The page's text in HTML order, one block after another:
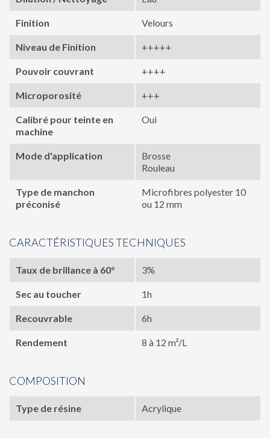
Finition Velours
Niveau de Finition +++++
Pouvoir couvrant ++++
Microporosité +++
Calibré pour teinte en
machine
Oui
Mode d'application
Brosse
Rouleau
Type de manchon
préconisé
Microfibres polyester 10
ou 12 mm
CARACTÉRISTIQUES TECHNIQUES
Taux de brillance à 60° 3%
Sec au toucher 1h
Recouvrable 6h
Rendement 8 à 12 m²/L
COMPOSITION
Type de résine Acrylique